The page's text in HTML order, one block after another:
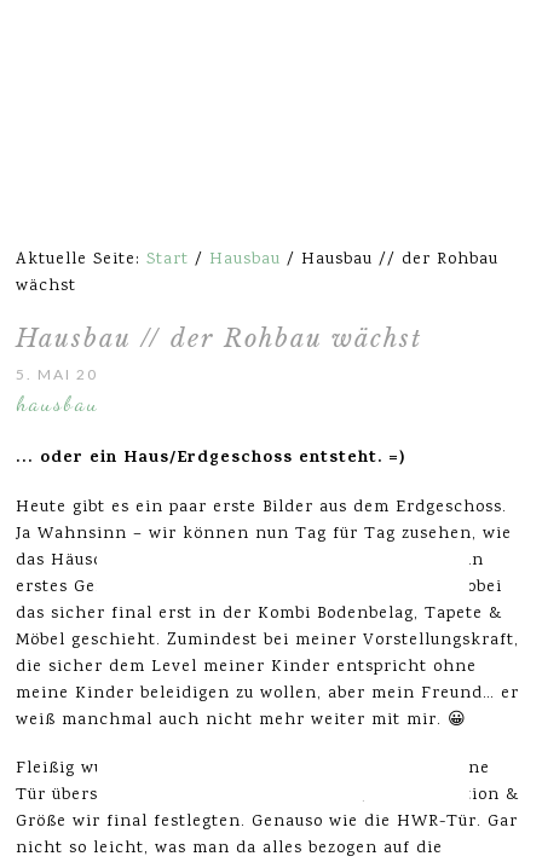
Aktuelle Seite:Start / Hausbau / Hausbau // der Rohbau
wächst
Hausbau // der Rohbau wächst
5. MAI 2020
hausbau
… oder ein Haus/Erdgeschoss entsteht. =)
Heute gibt es ein paar erste Bilder aus dem Erdgeschoss.
Ja Wahnsinn – wir können nun Tag für Tag zusehen, wie
das Häuschen wächst. Mit den Wänden wird auch ein
erstes Gefühl für die Größe der Räume entstehen, wobei
das sicher final erst in der Kombi Bodenbelag, Tapete &
Möbel geschieht. Zumindest bei meiner Vorstellungskraft,
die sicher dem Level meiner Kinder entspricht ohne
meine Kinder beleidigen zu wollen, aber mein Freund… er
weiß manchmal auch nicht mehr weiter mit mir. 😀
Fleißig wurde mit Kreide angezeichnet, damit ja keine
Tür übersehen wurde. Und kein Fenster, deren Position &
Größe wir final festlegten. Genauso wie die HWR-Tür. Gar
nicht so leicht, was man da alles bezogen auf die